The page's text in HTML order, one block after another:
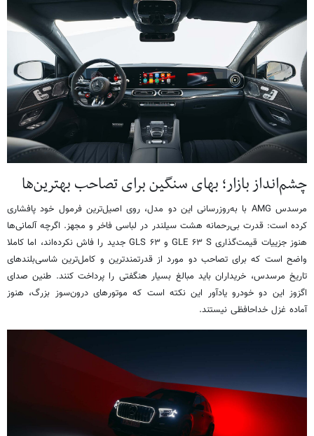
چشم‌انداز بازار؛ بهای سنگین برای تصاحب بهترین‌ها
مرسدس AMG با به‌روزرسانی این دو مدل، روی اصیل‌ترین فرمول خود پافشاری
کرده است: قدرت بی‌رحمانه هشت‌ سیلندر در لباسی فاخر و مجهز. اگرچه آلمانی‌ها
هنوز جزییات قیمت‌گذاری GLE ۶۳ S و GLS ۶۳ جدید را فاش نکرده‌اند، اما کاملا
واضح است که برای تصاحب دو مورد از قدرتمندترین و کامل‌ترین شاسی‌بلندهای
تاریخ مرسدس، خریداران باید مبالغ بسیار هنگفتی را پرداخت کنند. طنین صدای
اگزوز این دو خودرو یادآور این نکته است که موتورهای درون‌سوز بزرگ، هنوز
آماده غزل خداحافظی نیستند.